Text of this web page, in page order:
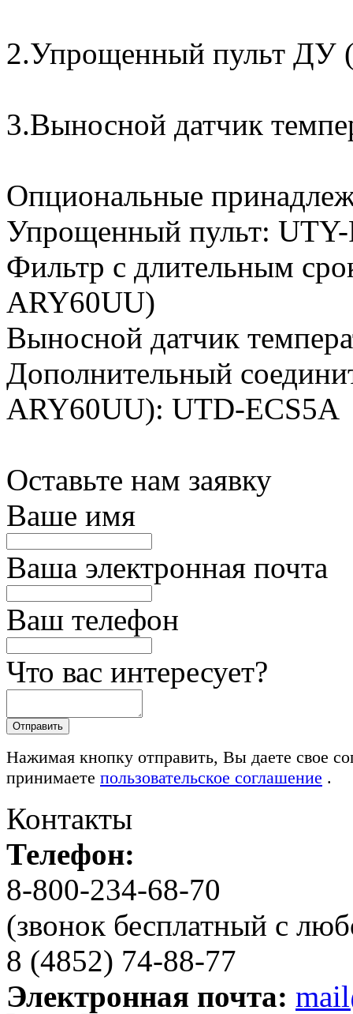
2.Упрощенный пульт ДУ
3.Выносной датчик
Опциональные
Упрощенный пульт:
Фильтр с длительным
ARY60UU)
Выносной датчик
Дополнительный
ARY60UU): UTD-
Оставьте нам заявку
Ваше имя
Ваша электронная почта
Ваш телефон
Что вас интересует?
Нажимая кнопку отправить, Вы даете свое
принимаете пользовательское соглашение .
Контакты
Телефон:
8-800-234-68-70
(звонок бесплатный с
8 (4852) 74-88-77
Электронная почта: